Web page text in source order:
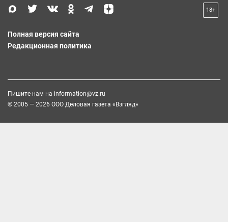
18+
Полная версия сайта
Редакционная политика
Пишите нам на information@vz.ru
© 2005 — 2026 ООО Деловая газета «Взгляд»